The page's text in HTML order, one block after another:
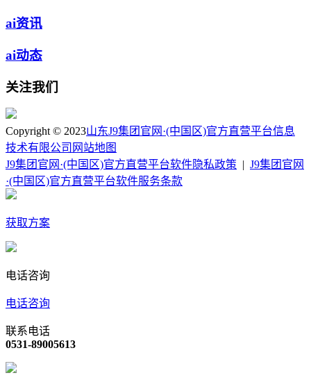
ai资讯
ai动态
关注我们
Copyright © 2023山东J9集团官网·(中国区)官方直营平台信息
技术有限公司 网站地图
J9集团官网·(中国区)官方直营平台软件隐私政策
J9集团官网
·(中国区)官方直营平台软件服务条款
获取方案
电话咨询
电话咨询
联系电话
0531-89005613